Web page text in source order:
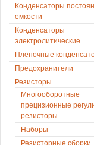
Конденсаторы
емкости
Конденсаторы
электролитические
Пленочные
Предохранители
Резисторы
Многооборотные
прецизионные
резисторы
Наборы
Резисторные сборки